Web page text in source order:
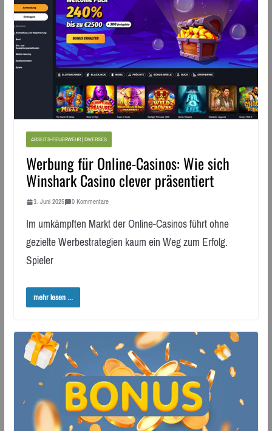
ABSEITS-FEUERWEHR | DIVERSES
Werbung für Online-Casinos: Wie sich
Winshark Casino clever präsentiert
3. Juni 2025 0 Kommentare
Im umkämpften Markt der Online-Casinos führt ohne
gezielte Werbestrategien kaum ein Weg zum Erfolg.
Spieler
mehr lesen ...